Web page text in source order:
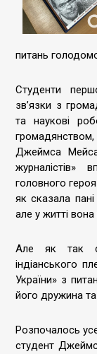
питань
Студенти
зв’язки з
та наукові
Джеймса
головного
як сказала
але у житті
Але як так
індіанського
України» з
його дружина
Розпочалось
студент